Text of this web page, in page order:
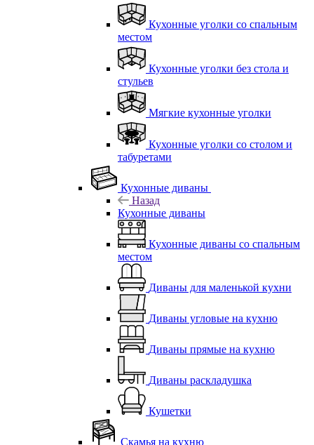
Кухонные уголки со спальным
местом
Кухонные уголки без стола и
стульев
Мягкие кухонные уголки
Кухонные уголки со столом и
табуретами
Кухонные диваны
Назад
Кухонные диваны
Кухонные диваны со спальным
местом
Диваны для маленькой кухни
Диваны угловые на кухню
Диваны прямые на кухню
Диваны раскладушка
Кушетки
Скамья на кухню